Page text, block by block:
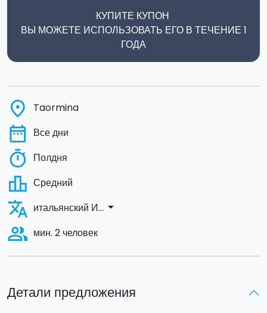
Детали предложения
КУПИТЕ КУПОН
ВЫ МОЖЕТЕ ИСПОЛЬЗОВАТЬ ЕГО В ТЕЧЕНИЕ 1
ГОДА
place Taormina
date_range Все дни
timer Полдня
leaderboard Средний
translate итальянский И... arrow_drop_down
people_alt мин. 2 человек